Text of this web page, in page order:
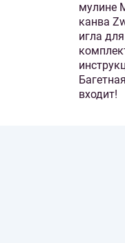
мулине
канва
игла
входит!